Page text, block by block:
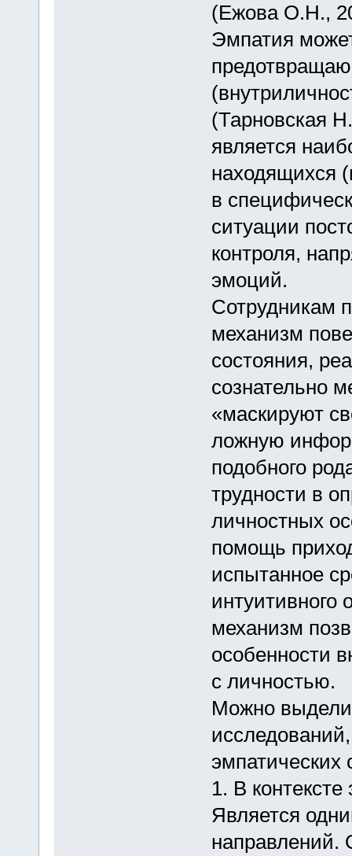
(Ежова О.Н.,
Эмпатия
(Тарновская
является
находящихся
в
ситуации
контроля,
эмоций.
Сотрудникам
механизм
состояния,
сознательно
«маскируют
ложную
подобного
трудности в
личностных
помощь
испытанное
интуитивного
механизм
особенности
с личностью.
Можно
эмпатических
1. В
Является
направлений.